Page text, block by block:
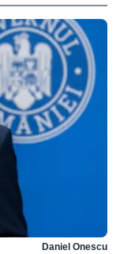
Daniel Onescu